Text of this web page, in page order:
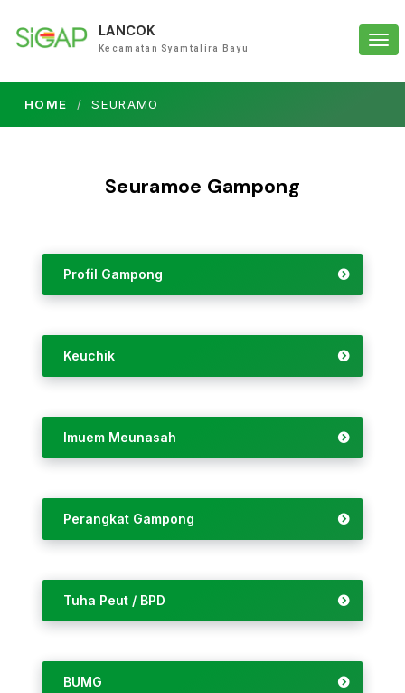
LANCOK
Kecamatan Syamtalira Bayu
HOME SEURAMO
Seuramoe Gampong
Profil Gampong
Keuchik
Imuem Meunasah
Perangkat Gampong
Tuha Peut / BPD
BUMG